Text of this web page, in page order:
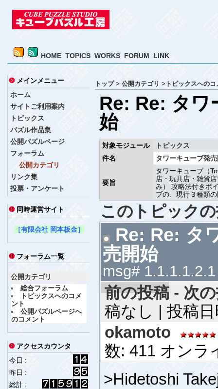
HOME TOPICS WORKS FORUM LINK
メインメニュー
ホーム
サイトご利用案内
トピックス
パズル作品集
公開パズルページ
フォーラム
公開カテゴリ
リンク集
投票・アンケート
同時運営サイト
［有限会社 岡本板金］
フォーラム一覧
公開カテゴリ
総合フォーラム
トピックスへのコメ
ント
公開パズルページへ
のコメント
アクセスカウンタ
今日 :
昨日 :
総計 :
トップ> 公開カテゴリ > トピックスへの
Re: Re: タワ
始
対象モジュール
トピックス
件名
タワーキューブ発
要旨
タワーキューブ（
店・玩具店・雑貨
み） 攻略法付きボ
ブの、現行３種類
このトピック
Re: Re: タ
売開始
msg# 1.1.1.1.2.1
前の投稿 - 次
稿なし | 投稿
okamoto
数: 411 オンラ
>Hidetoshi